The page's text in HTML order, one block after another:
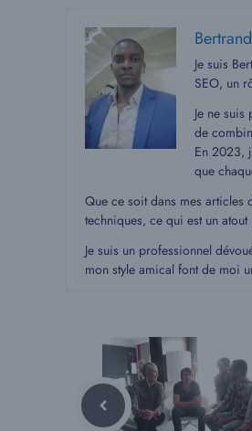
Je suis
SEO, un
Je ne
de
En 2023,
que
Que ce soit dans mes articles
techniques, ce qui est un
Je suis un professionnel
mon style amical font de moi